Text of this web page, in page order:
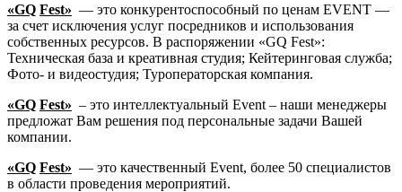
«GQ Fest» — это конкурентоспособный по ценам EVENT —
за счет исключения услуг посредников и использования
собственных ресурсов. В распоряжении «GQ Fest»:
Техническая база и креативная студия; Кейтеринговая служба;
Фото- и видеостудия; Туроператорская компания.
«GQ Fest» – это интеллектуальный Event – наши менеджеры
предложат Вам решения под персональные задачи Вашей
компании.
«GQ Fest» — это качественный Event, более 50 специалистов
в области проведения мероприятий.